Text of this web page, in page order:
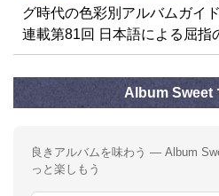
グ時代の色彩別アルバムガイ
連載第81回 日本語による屈指
Album Sweet
良きアルバムを味わう — Album
っと楽しもう